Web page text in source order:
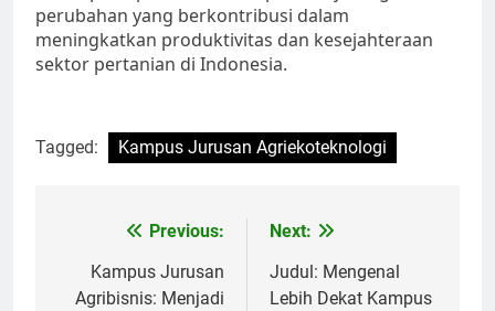
perubahan yang berkontribusi dalam
meningkatkan produktivitas dan kesejahteraan
sektor pertanian di Indonesia.
Tagged: Kampus Jurusan Agriekoteknologi
navigation
Previous:
Kampus Jurusan
Agribisnis: Menjadi
Next:
Judul: Mengenal
Lebih Dekat Kampus